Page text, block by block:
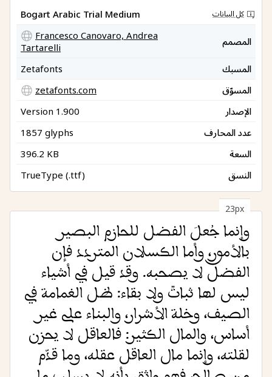
كل البيانات Bogart Arabic Trial Medium
المصمم
Francesco Canovaro, Andrea
Tartarelli
المسبك
Zetafonts
المسوّق
zetafonts.com
الإصدار
Version 1.900
عدد المحارف
1857 glyphs
السعة
396.2 KB
النسق
TrueType (.ttf)
23px